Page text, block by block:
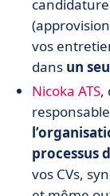
vos
dans un
Nicoka ATS,
processus
vos CVs,